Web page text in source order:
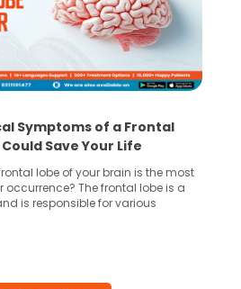
Symptoms of a Frontal
Save Your Life
lobe of your brain is the most
The frontal lobe is a
is responsible for various